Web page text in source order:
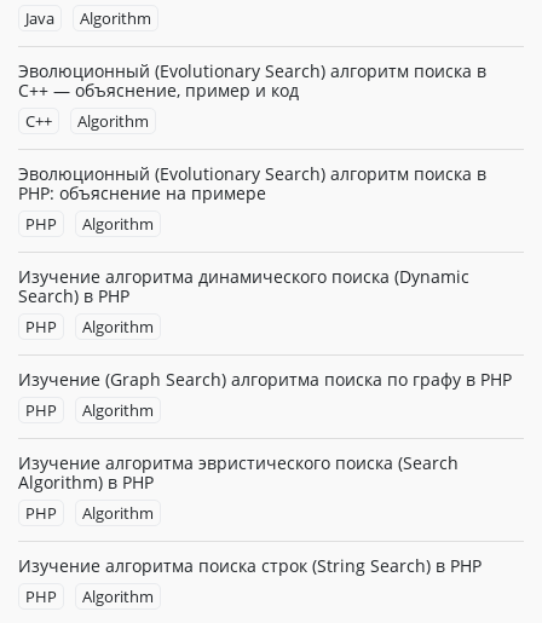
Java Algorithm
Эволюционный (Evolutionary Search) алгоритм поиска в
C++ — объяснение, пример и код
C++ Algorithm
Эволюционный (Evolutionary Search) алгоритм поиска в
PHP: объяснение на примере
PHP Algorithm
Изучение алгоритма динамического поиска (Dynamic
Search) в PHP
PHP Algorithm
Изучение (Graph Search) алгоритма поиска по графу в PHP
PHP Algorithm
Изучение алгоритма эвристического поиска (Search
Algorithm) в PHP
PHP Algorithm
Изучение алгоритма поиска строк (String Search) в PHP
PHP Algorithm